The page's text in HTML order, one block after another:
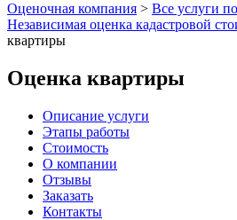
Оценочная компания > Все услуги
Независимая оценка кадастровой
квартиры
Оценка квартиры
Описание услуги
Этапы работы
Стоимость
О компании
Отзывы
Заказать
Контакты